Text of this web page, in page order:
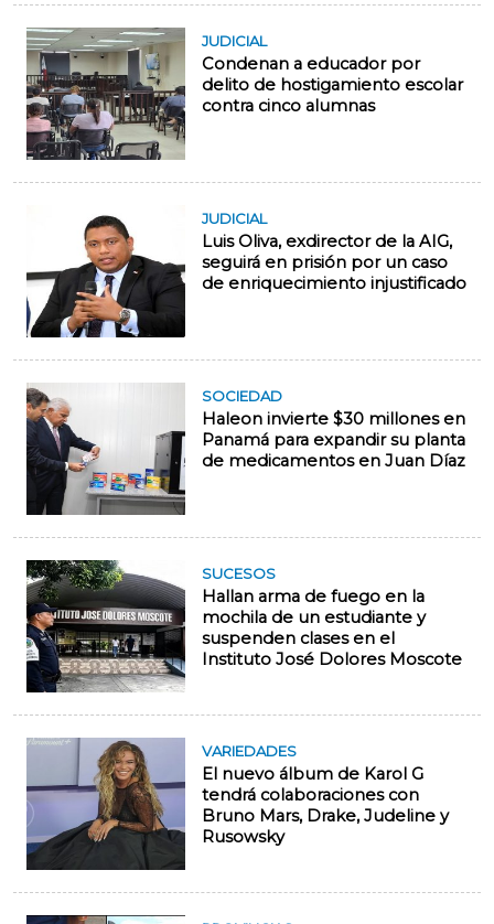
JUDICIAL
Condenan a educador por
delito de hostigamiento escolar
contra cinco alumnas
JUDICIAL
Luis Oliva, exdirector de la AIG,
seguirá en prisión por un caso
de enriquecimiento injustificado
SOCIEDAD
Haleon invierte $30 millones en
Panamá para expandir su planta
de medicamentos en Juan Díaz
SUCESOS
Hallan arma de fuego en la
mochila de un estudiante y
suspenden clases en el
Instituto José Dolores Moscote
VARIEDADES
El nuevo álbum de Karol G
tendrá colaboraciones con
Bruno Mars, Drake, Judeline y
Rusowsky